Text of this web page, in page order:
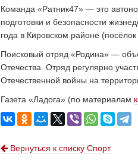
Команда «Ратник47» — это
подготовки и безопасности
года в Кировском районе
Поисковый отряд «Родина» —
Отечества. Отряд регулярно
Отечественной войны на
Газета «Ладога» (по материалам
Вернуться к списку Спорт